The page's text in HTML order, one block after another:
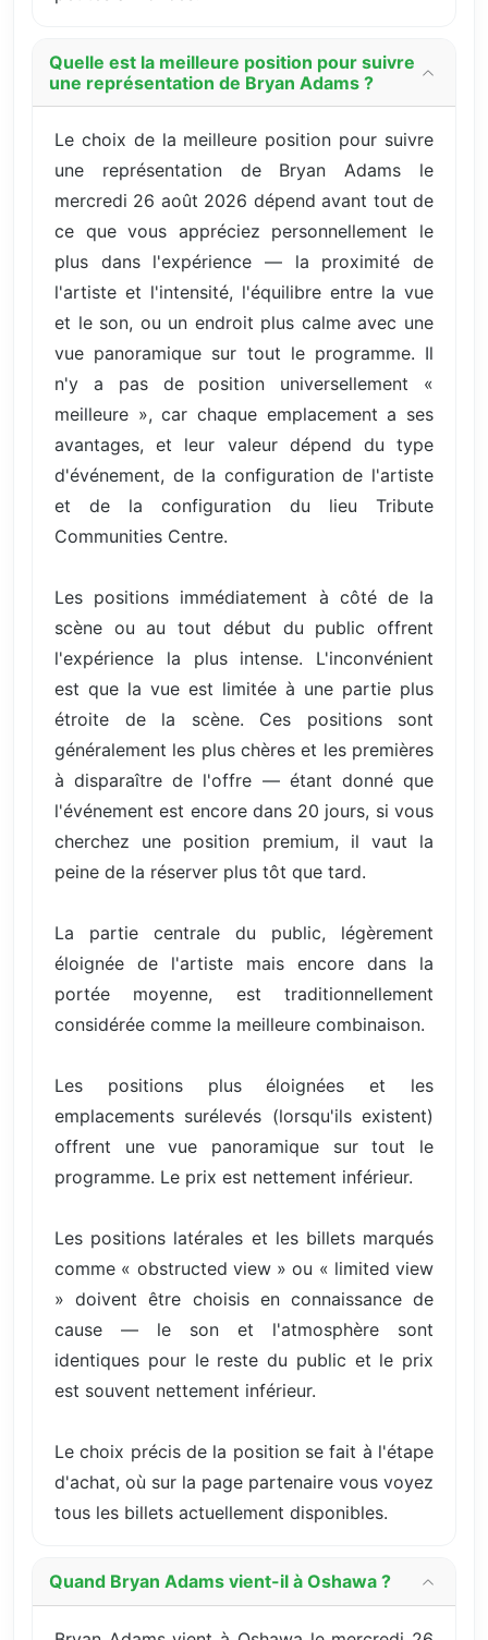
Quelle est la meilleure position pour suivre
une représentation de Bryan Adams ?
Le choix de la meilleure position pour suivre
une représentation de Bryan Adams le
mercredi 26 août 2026 dépend avant tout de
ce que vous appréciez personnellement le
plus dans l'expérience — la proximité de
l'artiste et l'intensité, l'équilibre entre la vue
et le son, ou un endroit plus calme avec une
vue panoramique sur tout le programme. Il
n'y a pas de position universellement «
meilleure », car chaque emplacement a ses
avantages, et leur valeur dépend du type
d'événement, de la configuration de l'artiste
et de la configuration du lieu Tribute
Communities Centre.
Les positions immédiatement à côté de la
scène ou au tout début du public offrent
l'expérience la plus intense. L'inconvénient
est que la vue est limitée à une partie plus
étroite de la scène. Ces positions sont
généralement les plus chères et les premières
à disparaître de l'offre — étant donné que
l'événement est encore dans 20 jours, si vous
cherchez une position premium, il vaut la
peine de la réserver plus tôt que tard.
La partie centrale du public, légèrement
éloignée de l'artiste mais encore dans la
portée moyenne, est traditionnellement
considérée comme la meilleure combinaison.
Les positions plus éloignées et les
emplacements surélevés (lorsqu'ils existent)
offrent une vue panoramique sur tout le
programme. Le prix est nettement inférieur.
Les positions latérales et les billets marqués
comme « obstructed view » ou « limited view
» doivent être choisis en connaissance de
cause — le son et l'atmosphère sont
identiques pour le reste du public et le prix
est souvent nettement inférieur.
Le choix précis de la position se fait à l'étape
d'achat, où sur la page partenaire vous voyez
tous les billets actuellement disponibles.
Quand Bryan Adams vient-il à Oshawa ?